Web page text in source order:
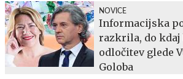
NOVICE
Informacijska
razkrila, do kdaj
odločitev glede
Goloba